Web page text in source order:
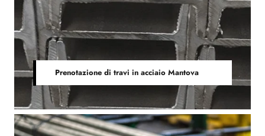
Prenotazione di travi in acciaio Mantova